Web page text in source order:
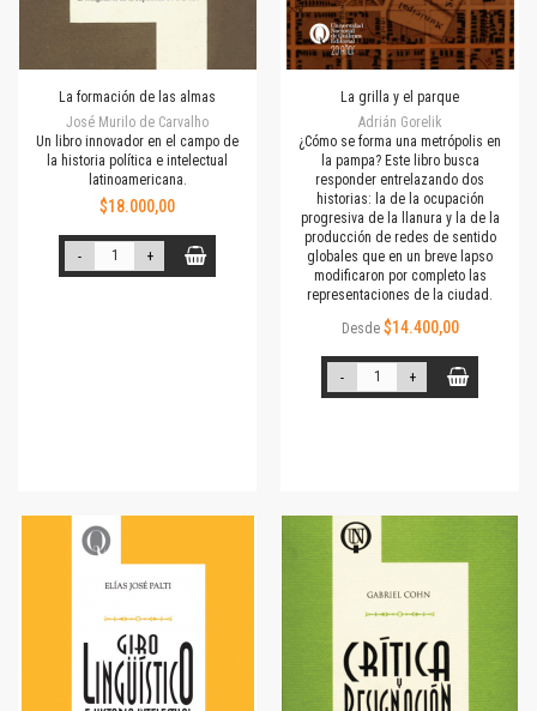
La formación de las almas
José Murilo de Carvalho
Un libro innovador en el campo de
la historia política e intelectual
latinoamericana.
$18.000,00
- +
La grilla y el parque
Adrián Gorelik
¿Cómo se forma una metrópolis en
la pampa? Este libro busca
responder entrelazando dos
historias: la de la ocupación
progresiva de la llanura y la de la
producción de redes de sentido
globales que en un breve lapso
modificaron por completo las
representaciones de la ciudad.
Desde $14.400,00
- +